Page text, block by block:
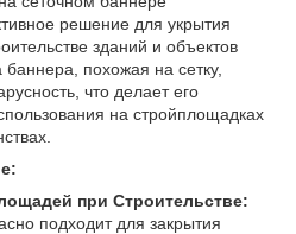
решение для укрытия
зданий и объектов
похожая на сетку,
что делает его
на стройплощадках
при Строительстве:
подходит для закрытия